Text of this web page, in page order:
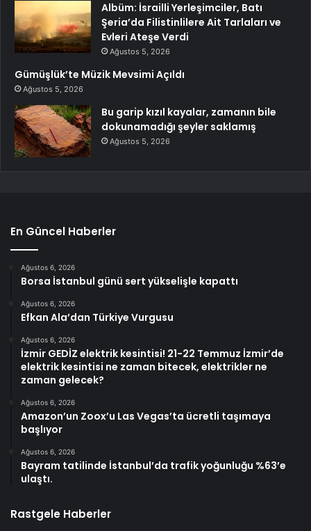
Albüm: İsrailli Yerleşimciler, Batı
Şeria’da Filistinlilere Ait Tarlaları ve
Evleri Ateşe Verdi
Ağustos 5, 2026
Gümüşlük’te Müzik Mevsimi Açıldı
Ağustos 5, 2026
Bu garip kızıl kayalar, zamanın bile
dokunamadığı şeyler saklamış
Ağustos 5, 2026
En Güncel Haberler
Ağustos 6, 2026
Borsa İstanbul günü sert yükselişle kapattı
Ağustos 6, 2026
Efkan Ala’dan Türkiye Vurgusu
Ağustos 6, 2026
İzmir GEDİZ elektrik kesintisi! 21-22 Temmuz İzmir’de
elektrik kesintisi ne zaman bitecek, elektrikler ne
zaman gelecek?
Ağustos 6, 2026
Amazon’un Zoox’u Las Vegas’ta ücretli taşımaya
başlıyor
Ağustos 6, 2026
Bayram tatilinde İstanbul’da trafik yoğunluğu %63’e
ulaştı.
Rastgele Haberler